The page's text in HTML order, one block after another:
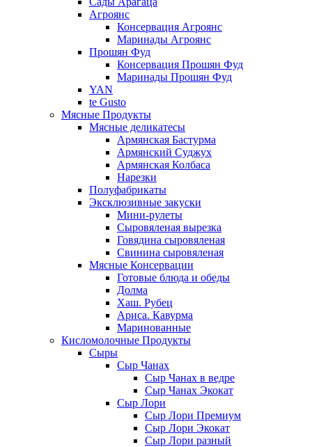
Агроянс
Консервация Агроянс
Маринады Агроянс
Прошян Фуд
Консервация Прошян Фуд
Маринады Прошян Фуд
YAN
te Gusto
Мясные Продукты
Мясные деликатесы
Армянская Бастурма
Армянский Суджух
Армянская Колбаса
Нарезки
Полуфабрикаты
Эксклюзивные закуски
Мини-рулеты
Сыровяленая вырезка
Говядина сыровяленая
Свинина сыровяленая
Мясные Консервации
Готовые блюда и обеды
Долма
Хаш. Рубец
Ариса. Кавурма
Маринованные
Кисломолочные Продукты
Сыры
Сыр Чанах
Сыр Чанах в ведре
Сыр Чанах Экокат
Сыр Лори
Сыр Лори Премиум
Сыр Лори Экокат
Сыр Лори разный